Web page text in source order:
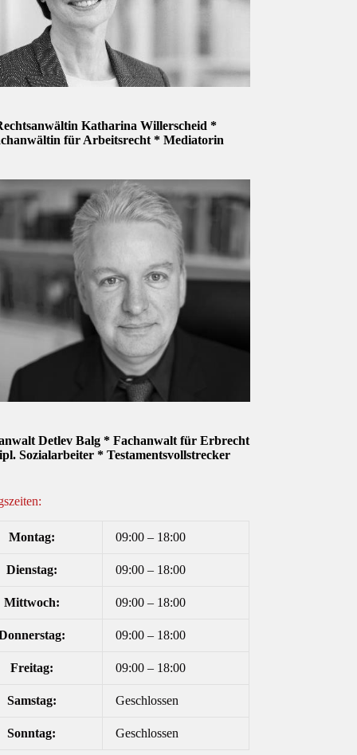
Katharina Willerscheid *
für Arbeitsrecht * Mediatorin
Detlev Balg * Fachanwalt für Erbrecht
Sozialarbeiter * Testamentsvollstrecker
Montag: 09:00 – 18:00
Dienstag: 09:00 – 18:00
Mittwoch: 09:00 – 18:00
09:00 – 18:00
Freitag: 09:00 – 18:00
Samstag: Geschlossen
Sonntag: Geschlossen